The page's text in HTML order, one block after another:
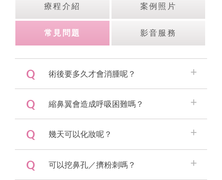
療程介紹 案例照片
常見問題 影音服務
術後要多久才會消腫呢？
縮鼻翼會造成呼吸困難嗎？
幾天可以化妝呢？
可以挖鼻孔／擠粉刺嗎？